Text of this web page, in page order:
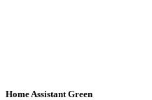
Home Assistant Green